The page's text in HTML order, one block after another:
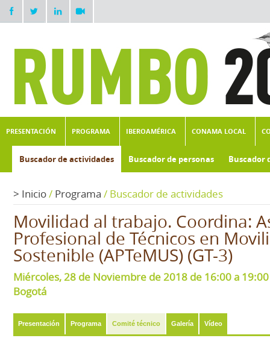
PRESENTACIÓN PROGRAMA IBEROAMÉRICA CONAMA LOCAL
Buscador de actividades Buscador de personas Buscador
> Inicio/ Programa / Buscador de actividades
Movilidad al trabajo. Coordina:
Profesional de Técnicos en
Sostenible (APTeMUS) (GT-3)
Miércoles, 28 de Noviembre de 2018 de 16:00 a 19:00
Bogotá
Presentación Programa Comité técnico Galería Vídeo